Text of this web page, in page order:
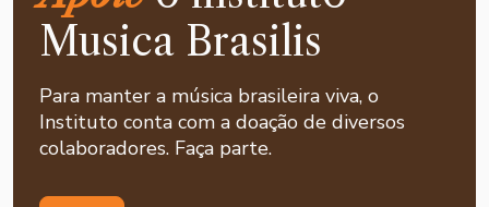
Musica Brasilis
Para manter a música brasileira viva, o
Instituto conta com a doação de diversos
colaboradores. Faça parte.